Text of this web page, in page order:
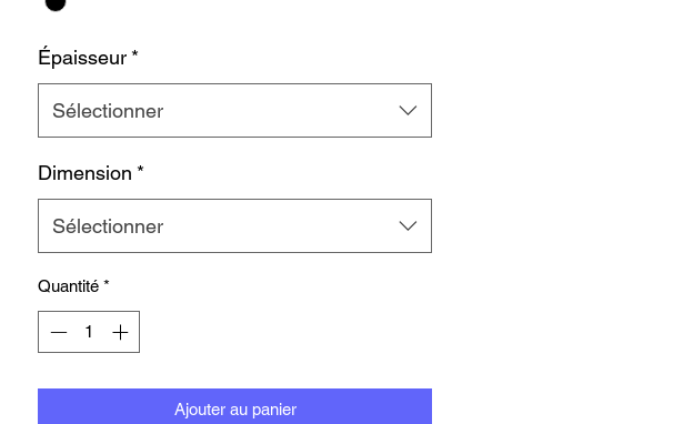
Épaisseur *
Sélectionner
Dimension *
Sélectionner
Quantité *
Ajouter au panier